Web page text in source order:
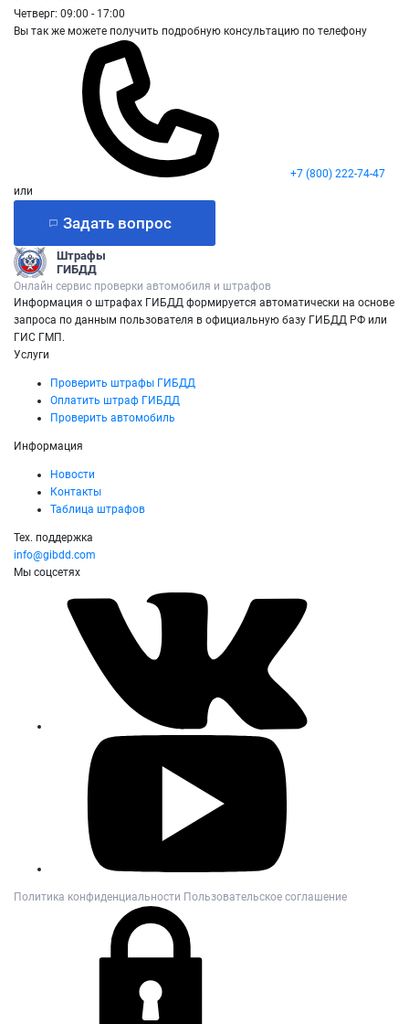
Четверг: 09:00 - 17:00
Вы так же можете получить подробную консультацию по телефону
+7 (800) 222-74-47
или
Задать вопрос
Штрафы
ГИБДД
Онлайн сервис проверки автомобиля и штрафов
Информация о штрафах ГИБДД формируется автоматически на основе
запроса по данным пользователя в официальную базу ГИБДД РФ или
ГИС ГМП.
Услуги
Проверить штрафы ГИБДД
Оплатить штраф ГИБДД
Проверить автомобиль
Информация
Новости
Контакты
Таблица штрафов
Тех. поддержка
info@gibdd.com
Мы соцсетях
Политика конфиденциальности Пользовательское соглашение